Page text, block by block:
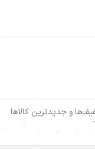
و جدیدترین کالاها